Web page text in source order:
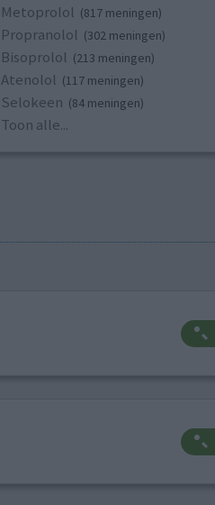
Metoprolol (817 meningen)
Propranolol (302 meningen)
Bisoprolol (213 meningen)
Atenolol (117 meningen)
Selokeen (84 meningen)
Toon alle...